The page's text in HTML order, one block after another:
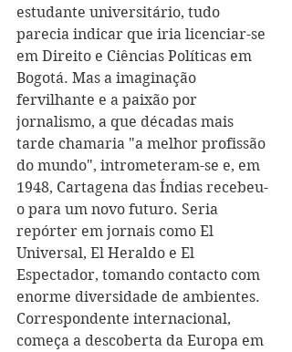
estudante universitário, tudo
parecia indicar que iria licenciar-se
em Direito e Ciências Políticas em
Bogotá. Mas a imaginação
fervilhante e a paixão por
jornalismo, a que décadas mais
tarde chamaria "a melhor profissão
do mundo", intrometeram-se e, em
1948, Cartagena das Índias recebeu-
o para um novo futuro. Seria
repórter em jornais como El
Universal, El Heraldo e El
Espectador, tomando contacto com
enorme diversidade de ambientes.
Correspondente internacional,
começa a descoberta da Europa em